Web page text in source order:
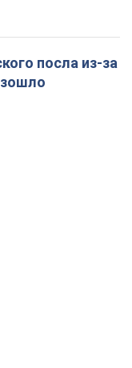
посла из-за